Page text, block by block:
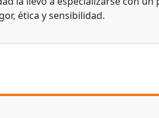
ética y sensibilidad.